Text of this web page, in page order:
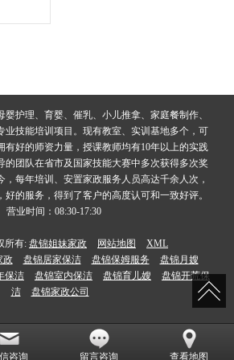
护理、育婴、催乳、小儿推拿、家庭餐制作、
业技能培训项目。现有教室、实训基地多个，可
有好的师资力量，授课教师均有10年以上的实践
的团队在省市及国家技能大赛中多次获得多次奖
，每年培训、安置家政服务人员高达千余人次，
好的服务，得到了客户的高度认可和一致好评。
营业时间：08:30-17:30
所有: 盘锦姐妹家政 网站地图
XML
政 盘锦居家保洁 盘锦保姆服务
盘锦月嫂
保洁 盘锦室内保洁 盘锦育儿嫂
盘锦开荒保
洁
盘锦家政公司
咨询 留言咨询 查看地图